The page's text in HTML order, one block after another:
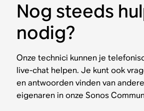
Nog steeds
nodig?
Onze technici kunnen je
live-chat helpen. Je kunt ook
en antwoorden vinden van
eigenaren in onze Sonos